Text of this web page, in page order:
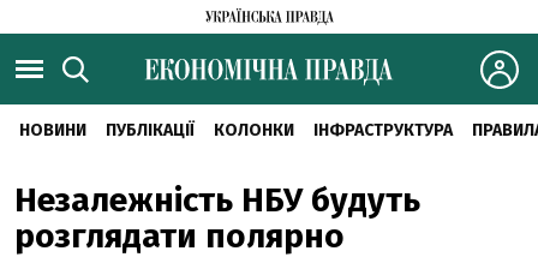
НОВИНИ ПУБЛІКАЦІЇ КОЛОНКИ ІНФРАСТРУКТУРА
Незалежність НБУ будуть
розглядати полярно